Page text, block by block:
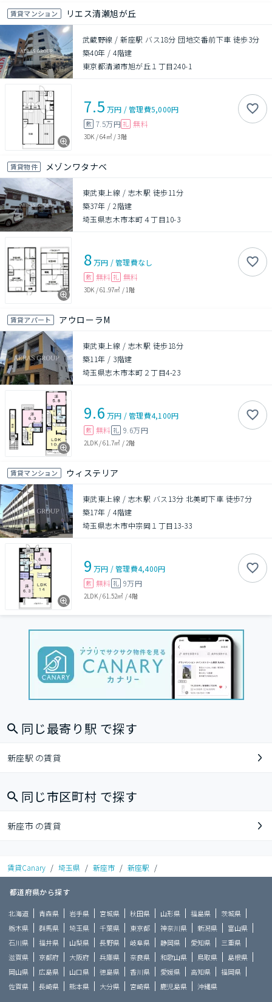
賃貸マンション リエス清瀬旭が丘
武蔵野線 / 新座駅 バス18分 団地交番前下車 徒歩3分
築40年 /4階建
東京都清瀬市旭が丘１丁目240-1
7.5 万円 /管理費5,000円
敷 7.5万円 礼 無料
3DK /64㎡/3階
賃貸物件 メゾンワタナベ
東武東上線 / 志木駅 徒歩11分
築37年 /2階建
埼玉県志木市本町４丁目10-3
8万円 /管理費なし
敷 無料 礼 無料
3DK /61.97㎡ / 1階
賃貸アパート アウローラM
東武東上線 / 志木駅 徒歩18分
築11年 / 3階建
埼玉県志木市本町２丁目4-23
9.6 万円 /管理費4,100円
敷 無料 礼 9.6万円
2LDK/61.7㎡ / 2階
賃貸マンション ウィステリア
東武東上線 / 志木駅 バス13分 北美町下車 徒歩7分
築17年 /4階建
埼玉県志木市中宗岡１丁目13-33
9 万円 /管理費4,400円
敷 無料 礼 9万円
2LDK/61.52㎡ /4階
同じ最寄り駅 で探す
新座駅 の賃貸
同じ市区町村 で探す
新座市 の賃貸
賃貸Canary / 埼玉県 / 新座市 / 新座駅 /
都道府県から探す
北海道 青森県 岩手県 宮城県 秋田県 山形県 福島県
茨城県
栃木県
群馬県 埼玉県 千葉県 東京都 神奈川県 新潟県
富山県
石川県
福井県 山梨県 長野県 岐阜県 静岡県 愛知県
三重県
滋賀県
京都府 大阪府 兵庫県 奈良県 和歌山県 鳥取県
島根県
岡山県
広島県 山口県 徳島県 香川県 愛媛県 高知県
福岡県
佐賀県
長崎県 熊本県 大分県 宮崎県 鹿児島県 沖縄県